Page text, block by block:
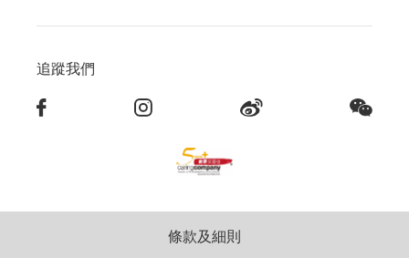
追蹤我們
條款及細則